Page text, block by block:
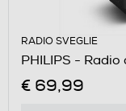
RADIO SVEGLIE
PHILIPS -
€ 69,99